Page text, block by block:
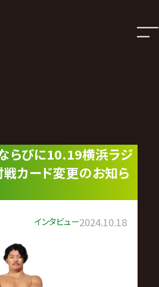
らびに10.19横浜ラジ
カード変更のお知ら
インタビュー2024.10.18